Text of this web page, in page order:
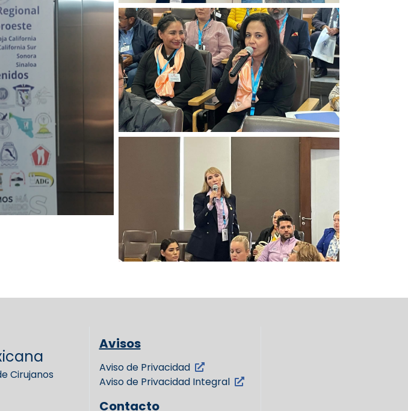
Cirujanos
Avisos
Aviso de Privacidad
Aviso de Privacidad Integral
Contacto